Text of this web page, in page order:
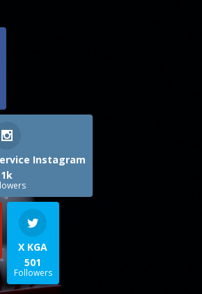
Instagram
1k
X KGA
501
Followers